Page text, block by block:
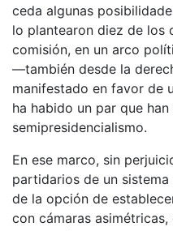
ceda algunas
lo plantearon diez de los
comisión, en un arco
—también desde la
manifestado en favor de
ha habido un par que
semipresidencialismo.
En ese marco, sin
partidarios de un
de la opción de
con cámaras